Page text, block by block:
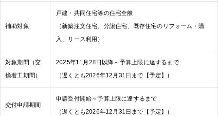
補助対象
戸建・共同住宅等の住宅全般
（新築注文住宅、分譲住宅、既存住宅のリフォーム・購
入、リース利用）
対象期間（交
換着工期間）
2025年11月28日以降～予算上限に達するまで
（遅くとも2026年12月31日まで【予定】）
交付申請期間
申請受付開始～予算上限に達するまで
（遅くとも2026年12月31日まで【予定】）